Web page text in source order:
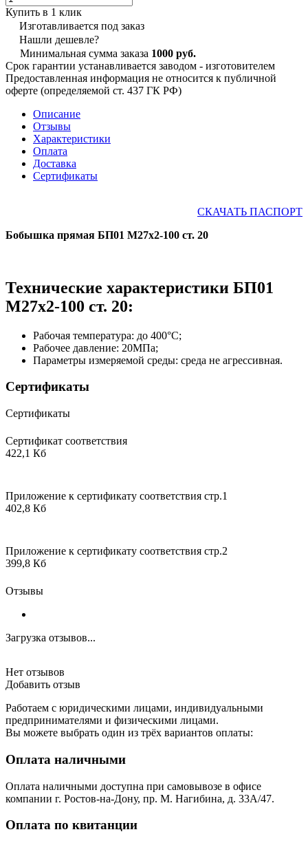
Купить в 1 клик
Изготавливается под заказ
Нашли дешевле?
Минимальная сумма заказа 1000 руб.
Срок гарантии устанавливается заводом - изготовителем
Предоставленная информация не относится к публичной
оферте (определяемой ст. 437 ГК РФ)
Описание
Отзывы
Характеристики
Оплата
Доставка
Сертификаты
СКАЧАТЬ ПАСПОРТ
Бобышка прямая БП01 М27х2-100 ст. 20
Технические характеристики БП01
М27х2-100 ст. 20:
Рабочая температура: до 400°С;
Рабочее давление: 20МПа;
Параметры измеряемой среды: среда не агрессивная.
Сертификаты
Сертификаты
Сертификат соответствия
422,1 Кб
Приложение к сертификату соответствия стр.1
402,8 Кб
Приложение к сертификату соответствия стр.2
399,8 Кб
Отзывы
Загрузка отзывов...
Нет отзывов
Добавить отзыв
Работаем с юридическими лицами, индивидуальными
предпринимателями и физическими лицами.
Вы можете выбрать один из трёх вариантов оплаты:
Оплата наличными
Оплата наличными доступна при самовывозе в офисе
компании г. Ростов-на-Дону, пр. М. Нагибина, д. 33А/47.
Оплата по квитанции